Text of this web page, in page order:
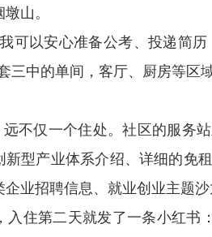
山。
以安心准备公考、投递简历
三中的单间，客厅、厨房等
仅一个住处。社区的服务站
新型产业体系介绍、详细的免
业招聘信息、就业创业主题沙
第二天就发了一条小红书